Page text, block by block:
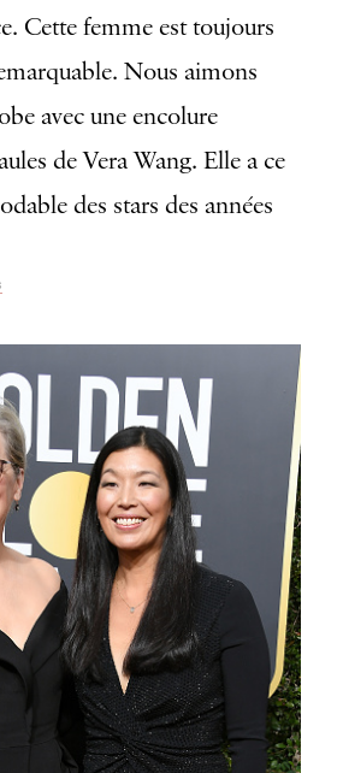
Cette femme est toujours
Nous aimons
avec une encolure
de Vera Wang. Elle a ce
des stars des années